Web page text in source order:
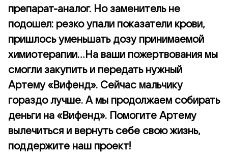
препарат-аналог. Но заменитель не
подошел: резко упали показатели крови,
пришлось уменьшать дозу принимаемой
химиотерапии...На ваши пожертвования мы
смогли закупить и передать нужный
Артему «Вифенд». Сейчас мальчику
гораздо лучше. А мы продолжаем собирать
деньги на «Вифенд». Помогите Артему
вылечиться и вернуть себе свою жизнь,
поддержите наш проект!